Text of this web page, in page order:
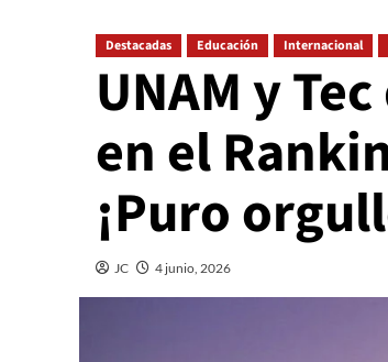
Destacadas Educación Internacional
UNAM y
en el
¡Puro
JC 4 junio, 2026